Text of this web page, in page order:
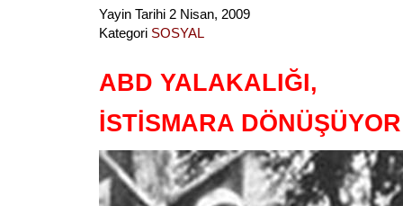
Yayin Tarihi 2 Nisan, 2009
Kategori SOSYAL
ABD YALAKALIĞI,
İSTİSMARA